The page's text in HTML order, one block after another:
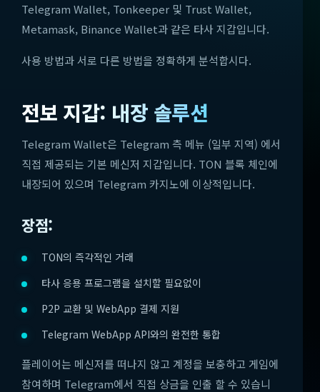
Telegram Wallet, Tonkeeper 및 Trust Wallet,
Metamask, Binance Wallet과 같은 타사 지갑입니다.
사용 방법과 서로 다른 방법을 정확하게 분석합시다.
전보 지갑: 내장 솔루션
Telegram Wallet은 Telegram 측 메뉴 (일부 지역) 에서
직접 제공되는 기본 메신저 지갑입니다. TON 블록 체인에
내장되어 있으며 Telegram 카지노에 이상적입니다.
장점:
TON의 즉각적인 거래
타사 응용 프로그램을 설치할 필요없이
P2P 교환 및 WebApp 결제 지원
Telegram WebApp API와의 완전한 통합
플레이어는 메신저를 떠나지 않고 계정을 보충하고 게임에
참여하며 Telegram에서 직접 상금을 인출 할 수 있습니